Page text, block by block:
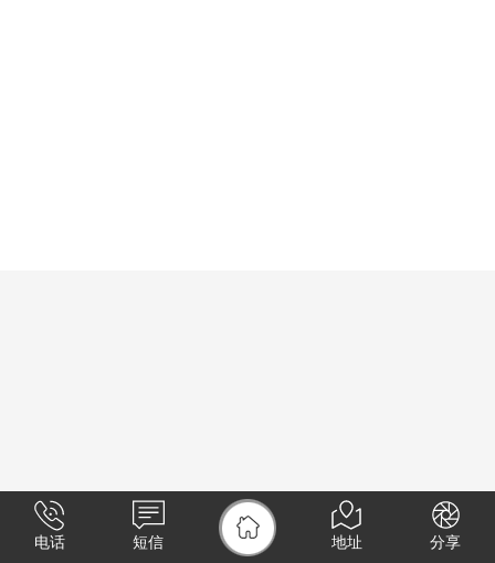
电话 短信 地址 分享